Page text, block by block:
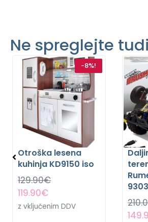
Ne spreglejte tudi
-8%!
Otroška lesena
kuhinja KD9150 iso
129.90€
119.90€
z vključenim DDV